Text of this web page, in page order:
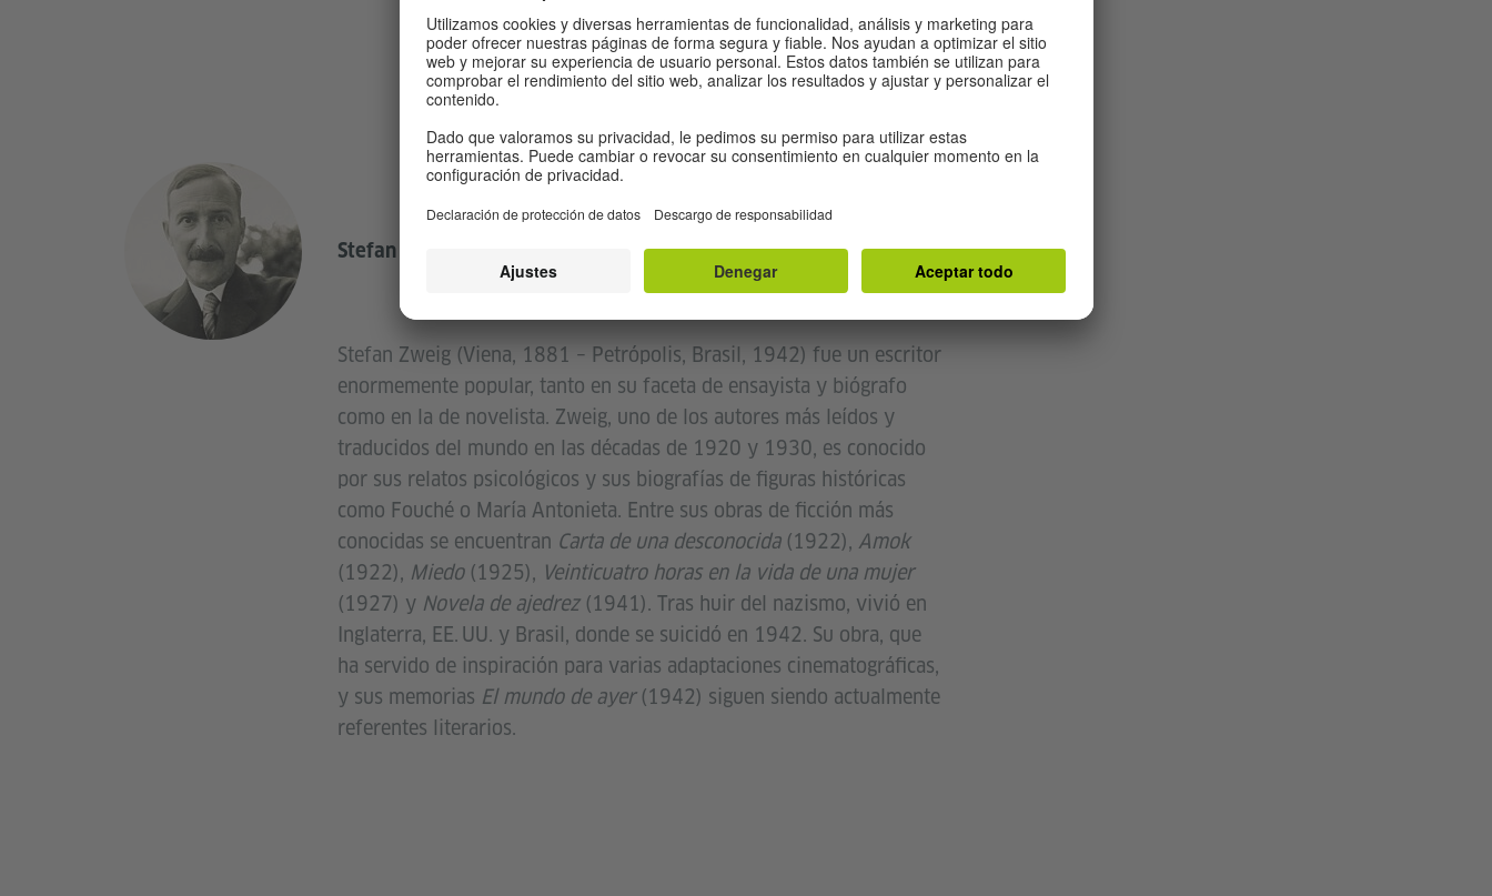
Stefan Zweig
Stefan Zweig (Viena, 1881 – Petrópolis, Brasil, 1942) fue un escritor
enormemente popular, tanto en su faceta de ensayista y biógrafo
como en la de novelista. Zweig, uno de los autores más leídos y
traducidos del mundo en las décadas de 1920 y 1930, es conocido
por sus relatos psicológicos y sus biografías de figuras históricas
como Fouché o María Antonieta. Entre sus obras de ficción más
conocidas se encuentran Carta de una desconocida(1922), Amok
(1922), Miedo(1925), Veinticuatro horas en la vida de una mujer
(1927) y Novela de ajedrez (1941). Tras huir del nazismo, vivió en
Inglaterra, EE. UU. y Brasil, donde se suicidó en 1942. Su obra, que
ha servido de inspiración para varias adaptaciones cinematográficas,
y sus memorias El mundo de ayer (1942) siguen siendo actualmente
referentes literarios.